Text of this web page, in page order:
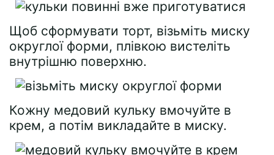
Щоб сформувати торт, візьміть миску
округлої форми, плівкою вистеліть
внутрішню поверхню.
Кожну медовий кульку вмочуйте в
крем, а потім викладайте в миску.